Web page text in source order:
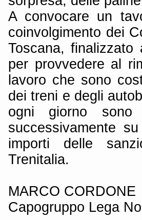
A convocare un
coinvolgimento dei
Toscana, finalizzato
per provvedere al
lavoro che sono
dei treni e degli
ogni giorno sono
successivamente
importi delle
Trenitalia.
MARCO CORDONE
Capogruppo Lega